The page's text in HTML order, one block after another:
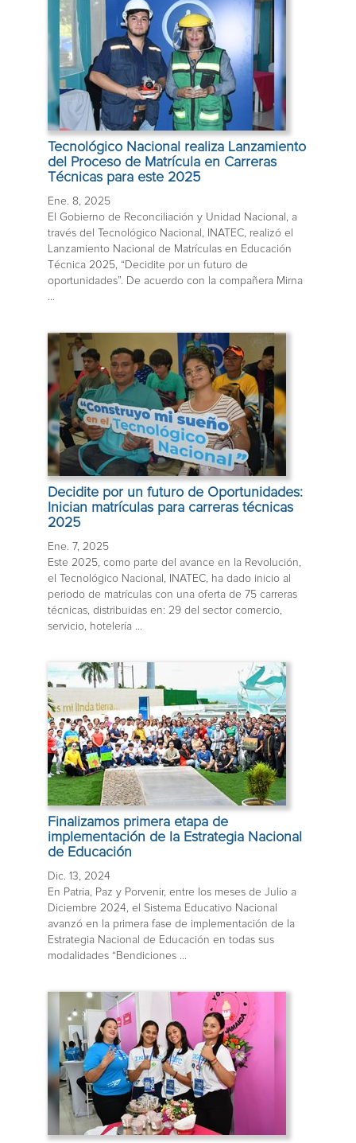
Tecnológico Nacional realiza Lanzamiento
del Proceso de Matrícula en Carreras
Técnicas para este 2025
Ene. 8, 2025
El Gobierno de Reconciliación y Unidad Nacional, a
través del Tecnológico Nacional, INATEC, realizó el
Lanzamiento Nacional de Matrículas en Educación
Técnica 2025, “Decidite por un futuro de
oportunidades”. De acuerdo con la compañera Mirna
...
Decidite por un futuro de Oportunidades:
Inician matrículas para carreras técnicas
2025
Ene. 7, 2025
Este 2025, como parte del avance en la Revolución,
el Tecnológico Nacional, INATEC, ha dado inicio al
periodo de matrículas con una oferta de 75 carreras
técnicas, distribuidas en: 29 del sector comercio,
servicio, hotelería ...
Finalizamos primera etapa de
implementación de la Estrategia Nacional
de Educación
Dic. 13, 2024
En Patria, Paz y Porvenir, entre los meses de Julio a
Diciembre 2024, el Sistema Educativo Nacional
avanzó en la primera fase de implementación de la
Estrategia Nacional de Educación en todas sus
modalidades “Bendiciones ...